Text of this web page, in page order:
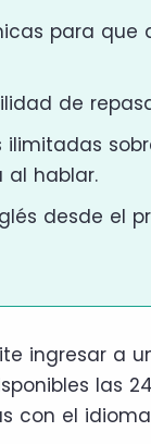
para que
de
ilimitadas
al hablar.
desde el
ingresar a
las
con el